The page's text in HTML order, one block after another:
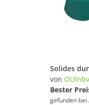
von
Bester
gefunden bei